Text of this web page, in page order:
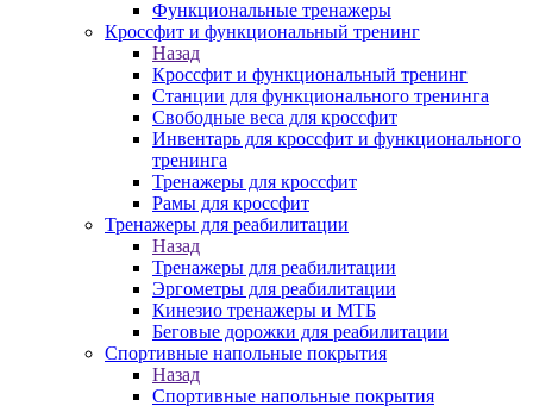
Функциональные тренажеры
Кроссфит и функциональный тренинг
Назад
Кроссфит и функциональный тренинг
Станции для функционального тренинга
Свободные веса для кроссфит
Инвентарь для кроссфит и функционального
тренинга
Тренажеры для кроссфит
Рамы для кроссфит
Тренажеры для реабилитации
Назад
Тренажеры для реабилитации
Эргометры для реабилитации
Кинезио тренажеры и МТБ
Беговые дорожки для реабилитации
Спортивные напольные покрытия
Назад
Спортивные напольные покрытия